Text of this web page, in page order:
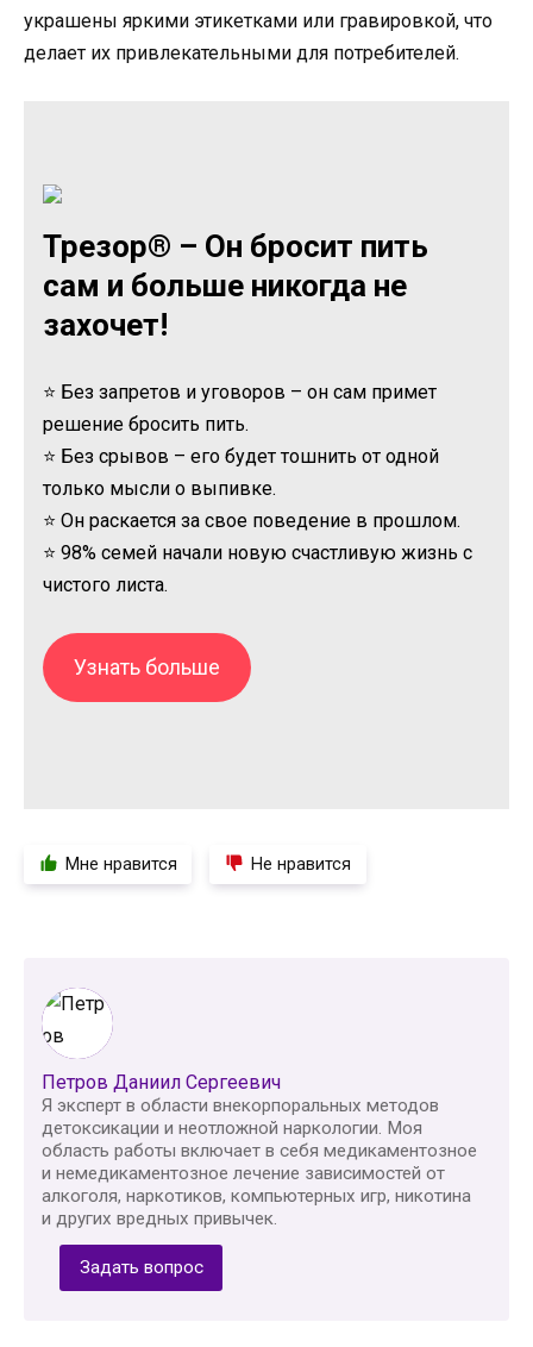
украшены яркими этикетками или гравировкой, что
делает их привлекательными для потребителей.
Трезор® – Он бросит пить
сам и больше никогда не
захочет!
⭐ Без запретов и уговоров – он сам примет
решение бросить пить.
⭐ Без срывов – его будет тошнить от одной
только мысли о выпивке.
⭐ Он раскается за свое поведение в прошлом.
⭐ 98% семей начали новую счастливую жизнь с
чистого листа.
Узнать больше
Мне нравится Не нравится
Петров Даниил Сергеевич
Я эксперт в области внекорпоральных методов
детоксикации и неотложной наркологии. Моя
область работы включает в себя медикаментозное
и немедикаментозное лечение зависимостей от
алкоголя, наркотиков, компьютерных игр, никотина
и других вредных привычек.
Задать вопрос